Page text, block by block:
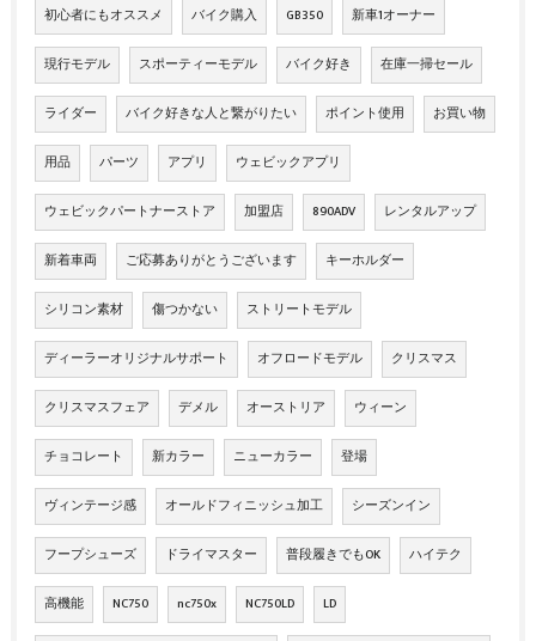
初心者にもオススメ バイク購入 GB350 新車1オーナー
現行モデル スポーティーモデル バイク好き 在庫一掃セール
ライダー バイク好きな人と繋がりたい ポイント使用 お買い物
用品 パーツ アプリ ウェビックアプリ
ウェビックパートナーストア 加盟店 890ADV レンタルアップ
新着車両 ご応募ありがとうございます キーホルダー
シリコン素材 傷つかない ストリートモデル
ディーラーオリジナルサポート オフロードモデル クリスマス
クリスマスフェア デメル オーストリア ウィーン
チョコレート 新カラー ニューカラー 登場
ヴィンテージ感 オールドフィニッシュ加工 シーズンイン
フープシューズ ドライマスター 普段履きでもOK ハイテク
高機能 NC750 nc750x NC750LD LD